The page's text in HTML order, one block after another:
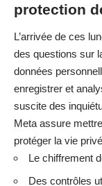
protection
L’arrivée de ces
des questions sur
données
enregistrer et
suscite des
Meta assure
protéger la vie
Le chiffrement
Des contrôles